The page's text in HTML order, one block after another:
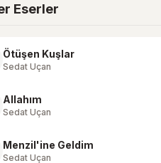
Eserler
Ötüşen Kuşlar
Sedat Uçan
Allahım
Sedat Uçan
Menzil'ine Geldim
Sedat Uçan